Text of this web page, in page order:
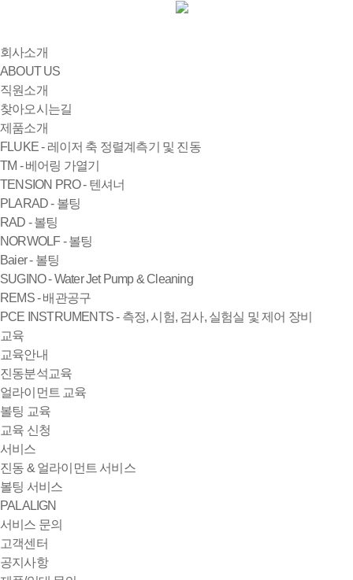
회사소개
ABOUT US
직원소개
찾아오시는길
제품소개
FLUKE - 레이저 축 정렬계측기 및 진동
TM - 베어링 가열기
TENSION PRO - 텐셔너
PLARAD - 볼팅
RAD - 볼팅
NORWOLF - 볼팅
Baier - 볼팅
SUGINO - Water Jet Pump & Cleaning
REMS - 배관공구
PCE INSTRUMENTS - 측정, 시험, 검사, 실험실 및 제어 장비
교육
교육안내
진동분석교육
얼라이먼트 교육
볼팅 교육
교육 신청
서비스
진동 & 얼라이먼트 서비스
볼팅 서비스
PALALIGN
서비스 문의
고객센터
공지사항